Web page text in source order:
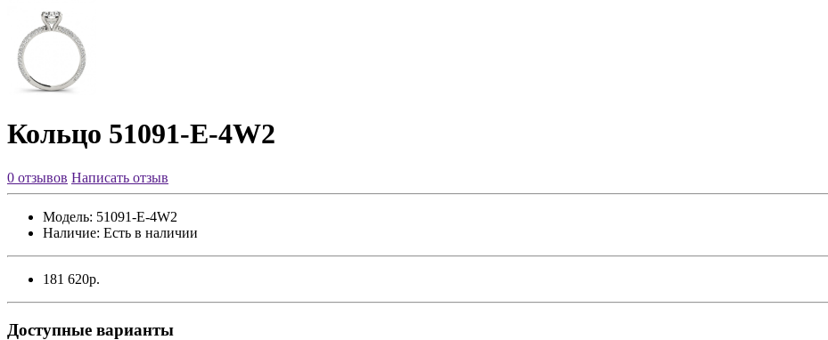
Кольцо 51091-E-4W2
0 отзывов Написать отзыв
Модель: 51091-E-4W2
Наличие: Есть в наличии
181 620р.
Доступные варианты